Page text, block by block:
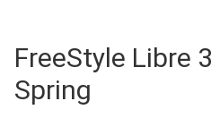
FreeStyle Libre
Spring